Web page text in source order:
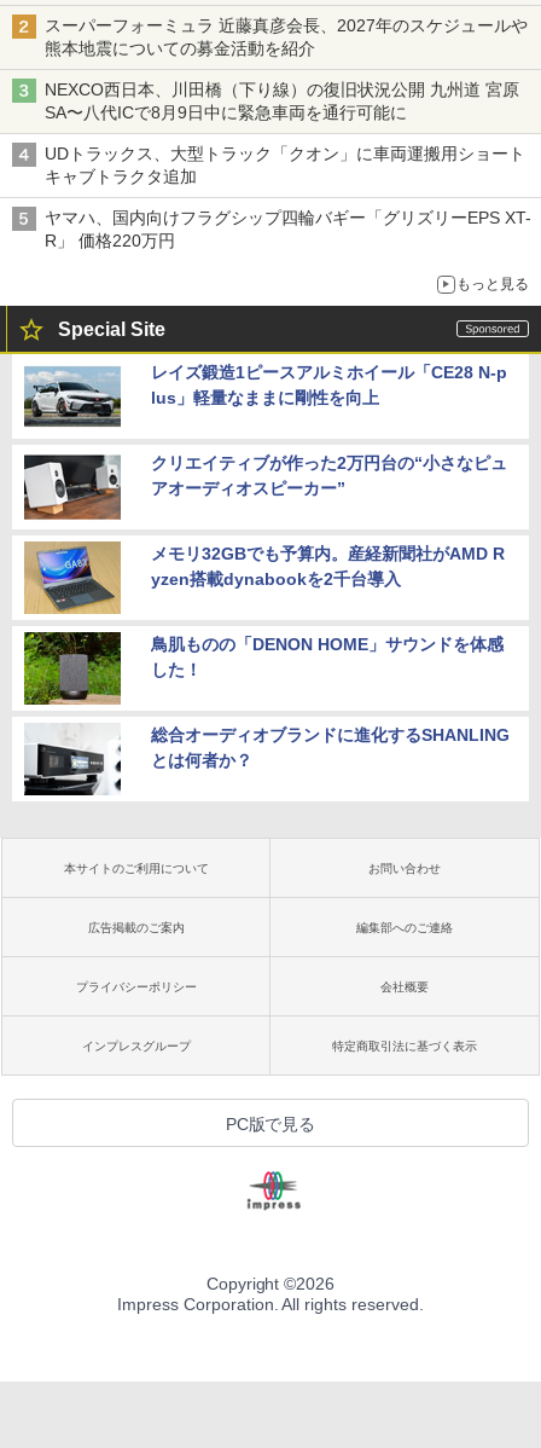
バス
スーパーフォーミュラ 近藤真彦会長、2027年のスケジュールや
熊本地震についての募金活動を紹介
NEXCO西日本、川田橋（下り線）の復旧状況公開 九州道 宮原
SA〜八代ICで8月9日中に緊急車両を通行可能に
UDトラックス、大型トラック「クオン」に車両運搬用ショート
キャブトラクタ追加
ヤマハ、国内向けフラグシップ四輪バギー「グリズリーEPS XT-
R」 価格220万円
もっと見る
Special Site
レイズ鍛造1ピースアルミホイール「CE28 N-p
lus」軽量なままに剛性を向上
クリエイティブが作った2万円台の“小さなピュ
アオーディオスピーカー”
メモリ32GBでも予算内。産経新聞社がAMD R
yzen搭載dynabookを2千台導入
鳥肌ものの「DENON HOME」サウンドを体感
した！
総合オーディオブランドに進化するSHANLING
とは何者か？
本サイトのご利用について お問い合わせ
広告掲載のご案内 編集部へのご連絡
プライバシーポリシー 会社概要
インプレスグループ 特定商取引法に基づく表示
PC版で見る
Copyright ©2026
Impress Corporation. All rights reserved.